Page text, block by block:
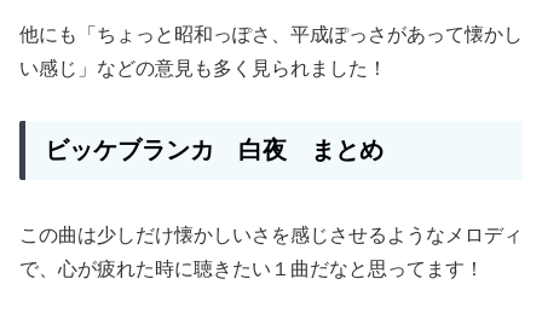
他にも「ちょっと昭和っぽさ、平成ぽっさがあって懐かし
い感じ」などの意見も多く見られました！
ビッケブランカ 白夜 まとめ
この曲は少しだけ懐かしいさを感じさせるようなメロディ
で、心が疲れた時に聴きたい１曲だなと思ってます！